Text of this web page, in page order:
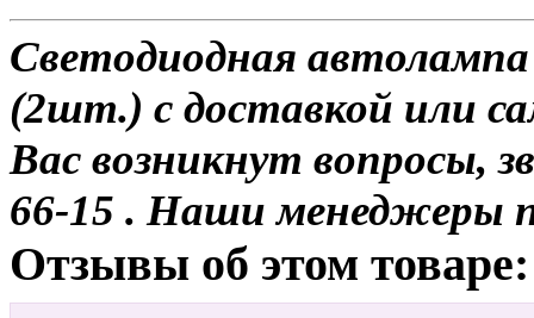
Светодиодная
(2шт.) с доставкой или
Вас возникнут вопросы,
66-15 . Наши менеджеры
Отзывы об этом товаре: